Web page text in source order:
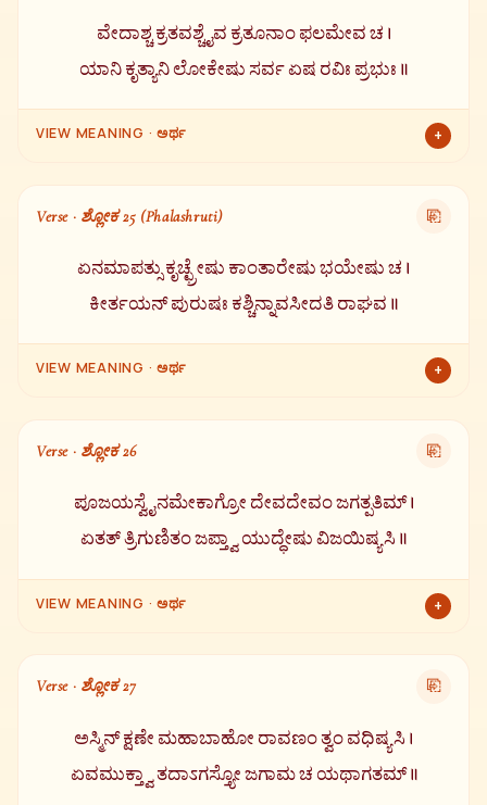
ವೇದಾಶ್ಚ ಕ್ರತವಶ್ಚೈವ ಕ್ರತೂನಾಂ ಫಲಮೇವ ಚ ।
ಯಾನಿ ಕೃತ್ಯಾನಿ ಲೋಕೇಷು ಸರ್ವ ಏಷ ರವಿಃ ಪ್ರಭುಃ ॥
VIEW MEANING · ಅರ್ಥ +
ಎಲ್ಲಾ ಕರ್ಮಗಳ — ಎಲ್ಲದರ ಒಡೆಯನು ಈ ಸೂರ್ಯ ಭಗವಾನನೇ.
Verse · ಶ್ಲೋಕ 25 (Phalashruti) ⎘
ಏನಮಾಪತ್ಸು ಕೃಚ್ಛ್ರೇಷು ಕಾಂತಾರೇಷು ಭಯೇಷು ಚ ।
ಕೀರ್ತಯನ್ ಪುರುಷಃ ಕಶ್ಚಿನ್ನಾವಸೀದತಿ ರಾಘವ ॥
VIEW MEANING · ಅರ್ಥ +
ಸ್ಥಿತಿಯಲ್ಲಿ ಯಾವ ಪುರುಷನಾದರೂ ಈ ಸೂರ್ಯ ದೇವನ ಕೀರ್ತನೆ (ಸ್ತುತಿ)
ಮಾಡಿದರೆ, ಅವನು ಎಂದಿಗೂ ದುಃಖಿತನಾಗುವುದಿಲ್ಲ.
Verse · ಶ್ಲೋಕ 26 ⎘
ಪೂಜಯಸ್ವೈನಮೇಕಾಗ್ರೋ ದೇವದೇವಂ ಜಗತ್ಪತಿಮ್ ।
ಏತತ್ ತ್ರಿಗುಣಿತಂ ಜಪ್ತ್ವಾ ಯುದ್ಧೇಷು ವಿಜಯಿಷ್ಯಸಿ ॥
VIEW MEANING · ಅರ್ಥ +
ಸೂರ್ಯನನ್ನು ಪೂಜಿಸು. ಈ ಆದಿತ್ಯ ಹೃದಯವನ್ನು ಮೂರು ಬಾರಿ ಪಠಿಸಿದರೆ
ನೀನು ಯುದ್ಧದಲ್ಲಿ ನಿಶ್ಚಯವಾಗಿ ವಿಜಯ ಸಾಧಿಸುತ್ತೀಯೆ.
Verse · ಶ್ಲೋಕ 27 ⎘
ಅಸ್ಮಿನ್ ಕ್ಷಣೇ ಮಹಾಬಾಹೋ ರಾವಣಂ ತ್ವಂ ವಧಿಷ್ಯಸಿ ।
ಏವಮುಕ್ತ್ವಾ ತದಾಽಗಸ್ತ್ಯೋ ಜಗಾಮ ಚ ಯಥಾಗತಮ್ ॥